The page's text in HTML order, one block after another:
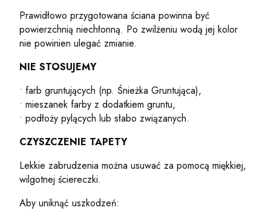
Prawidłowo przygotowana ściana powinna być
powierzchnią niechłonną. Po zwilżeniu wodą jej kolor
nie powinien ulegać zmianie.
NIE STOSUJEMY
• farb gruntujących (np. Śnieżka Gruntująca),
• mieszanek farby z dodatkiem gruntu,
• podłoży pylących lub słabo związanych.
CZYSZCZENIE TAPETY
Lekkie zabrudzenia można usuwać za pomocą miękkiej,
wilgotnej ściereczki.
Aby uniknąć uszkodzeń: